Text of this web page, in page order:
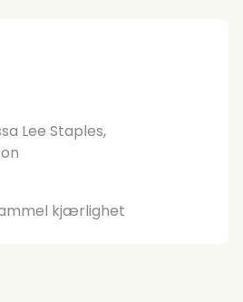
Lee Staples,
kjærlighet